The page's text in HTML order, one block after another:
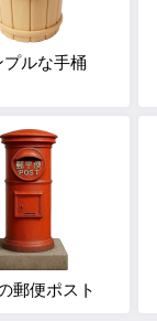
プルな手桶
郵便ポスト